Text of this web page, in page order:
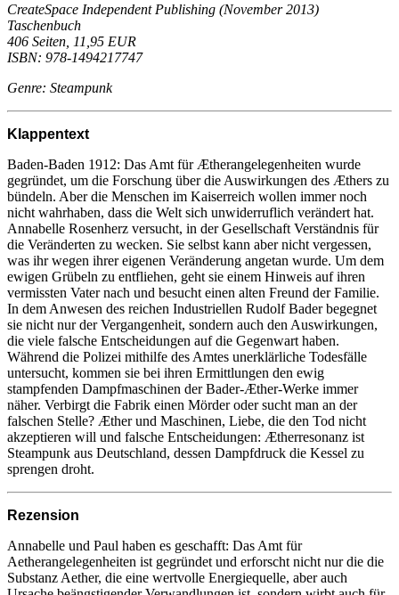
CreateSpace Independent Publishing (November 2013)
Taschenbuch
406 Seiten, 11,95 EUR
ISBN: 978-1494217747
Genre: Steampunk
Klappentext
Baden-Baden 1912: Das Amt für Ætherangelegenheiten wurde
gegründet, um die Forschung über die Auswirkungen des Æthers zu
bündeln. Aber die Menschen im Kaiserreich wollen immer noch
nicht wahrhaben, dass die Welt sich unwiderruflich verändert hat.
Annabelle Rosenherz versucht, in der Gesellschaft Verständnis für
die Veränderten zu wecken. Sie selbst kann aber nicht vergessen,
was ihr wegen ihrer eigenen Veränderung angetan wurde. Um dem
ewigen Grübeln zu entfliehen, geht sie einem Hinweis auf ihren
vermissten Vater nach und besucht einen alten Freund der Familie.
In dem Anwesen des reichen Industriellen Rudolf Bader begegnet
sie nicht nur der Vergangenheit, sondern auch den Auswirkungen,
die viele falsche Entscheidungen auf die Gegenwart haben.
Während die Polizei mithilfe des Amtes unerklärliche Todesfälle
untersucht, kommen sie bei ihren Ermittlungen den ewig
stampfenden Dampfmaschinen der Bader-Æther-Werke immer
näher. Verbirgt die Fabrik einen Mörder oder sucht man an der
falschen Stelle? Æther und Maschinen, Liebe, die den Tod nicht
akzeptieren will und falsche Entscheidungen: Ætherresonanz ist
Steampunk aus Deutschland, dessen Dampfdruck die Kessel zu
sprengen droht.
Rezension
Annabelle und Paul haben es geschafft: Das Amt für
Aetherangelegenheiten ist gegründet und erforscht nicht nur die die
Substanz Aether, die eine wertvolle Energiequelle, aber auch